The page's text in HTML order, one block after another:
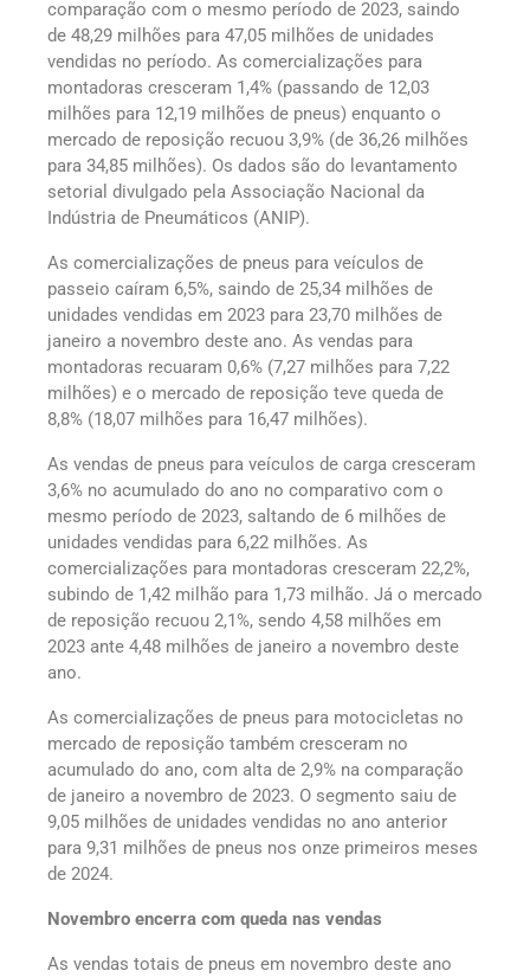
comparação com o mesmo período de 2023, saindo
de 48,29 milhões para 47,05 milhões de unidades
vendidas no período. As comercializações para
montadoras cresceram 1,4% (passando de 12,03
milhões para 12,19 milhões de pneus) enquanto o
mercado de reposição recuou 3,9% (de 36,26 milhões
para 34,85 milhões). Os dados são do levantamento
setorial divulgado pela Associação Nacional da
Indústria de Pneumáticos (ANIP).
As comercializações de pneus para veículos de
passeio caíram 6,5%, saindo de 25,34 milhões de
unidades vendidas em 2023 para 23,70 milhões de
janeiro a novembro deste ano. As vendas para
montadoras recuaram 0,6% (7,27 milhões para 7,22
milhões) e o mercado de reposição teve queda de
8,8% (18,07 milhões para 16,47 milhões).
As vendas de pneus para veículos de carga cresceram
3,6% no acumulado do ano no comparativo com o
mesmo período de 2023, saltando de 6 milhões de
unidades vendidas para 6,22 milhões. As
comercializações para montadoras cresceram 22,2%,
subindo de 1,42 milhão para 1,73 milhão. Já o mercado
de reposição recuou 2,1%, sendo 4,58 milhões em
2023 ante 4,48 milhões de janeiro a novembro deste
ano.
As comercializações de pneus para motocicletas no
mercado de reposição também cresceram no
acumulado do ano, com alta de 2,9% na comparação
de janeiro a novembro de 2023. O segmento saiu de
9,05 milhões de unidades vendidas no ano anterior
para 9,31 milhões de pneus nos onze primeiros meses
de 2024.
Novembro encerra com queda nas vendas
As vendas totais de pneus em novembro deste ano